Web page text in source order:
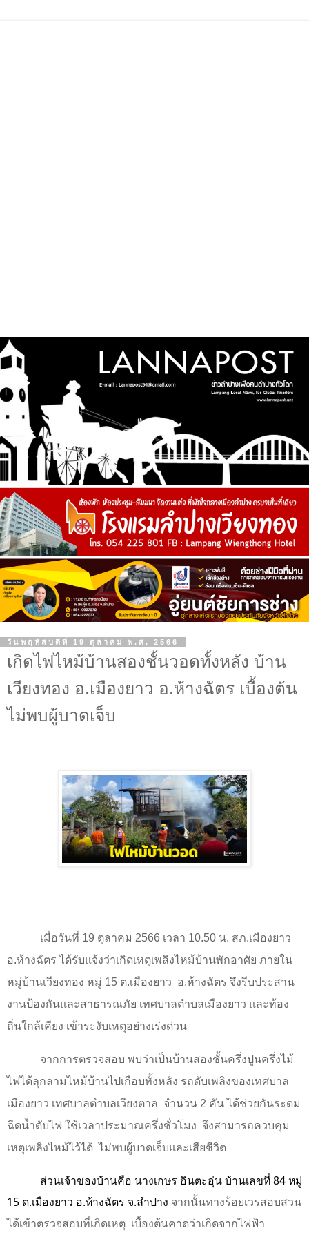
วันพฤหัสบดีที่ 19 ตุลาคม พ.ศ. 2566
เกิดไฟไหม้บ้านสองชั้นวอดทั้งหลัง บ้าน
เวียงทอง อ.เมืองยาว อ.ห้างฉัตร เบื้องต้น
ไม่พบผู้บาดเจ็บ
เมื่อวันที่ 19 ตุลาคม 2566 เวลา 10.50 น. สภ.เมืองยาว
อ.ห้างฉัตร ได้รับแจ้งว่าเกิดเหตุเพลิงไหม้บ้านพักอาศัย ภายใน
หมู่บ้านเวียงทอง หมู่ 15 ต.เมืองยาว อ.ห้างฉัตร จึงรีบประสาน
งานป้องกันและสาธารณภัย เทศบาลตำบลเมืองยาว และท้อง
ถิ่นใกล้เคียง เข้าระงับเหตุอย่างเร่งด่วน
จากการตรวจสอบ พบว่าเป็นบ้านสองชั้นครึ่งปูนครึ่งไม้
ไฟได้ลุกลามไหม้บ้านไปเกือบทั้งหลัง รถดับเพลิงของเทศบาล
เมืองยาว เทศบาลตำบลเวียงตาล จำนวน 2 คัน ได้ช่วยกันระดม
ฉีดน้ำดับไฟ ใช้เวลาประมาณครึ่งชั่วโมง จึงสามารถควบคุม
เหตุเพลิงไหม้ไว้ได้ ไม่พบผู้บาดเจ็บและเสียชีวิต
ส่วนเจ้าของบ้านคือ นางเกษร อินตะอุ่น บ้านเลขที่ 84 หมู่
15 ต.เมืองยาว อ.ห้างฉัตร จ.ลำปาง จากนั้นทางร้อยเวรสอบสวน
ได้เข้าตรวจสอบที่เกิดเหตุ เบื้องต้นคาดว่าเกิดจากไฟฟ้า